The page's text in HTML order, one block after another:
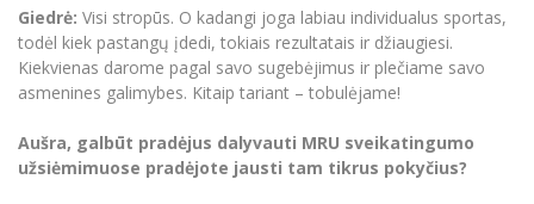
Giedrė: Visi stropūs. O kadangi joga labiau individualus sportas,
todėl kiek pastangų įdedi, tokiais rezultatais ir džiaugiesi.
Kiekvienas darome pagal savo sugebėjimus ir plečiame savo
asmenines galimybes. Kitaip tariant – tobulėjame!
Aušra, galbūt pradėjus dalyvauti MRU sveikatingumo
užsiėmimuose pradėjote jausti tam tikrus pokyčius?